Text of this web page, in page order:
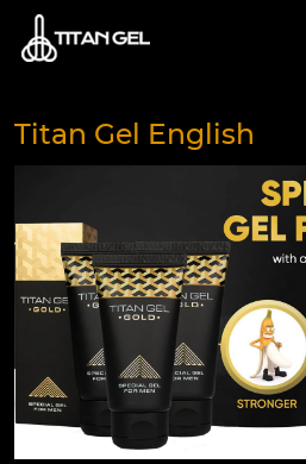
Titan Gel English